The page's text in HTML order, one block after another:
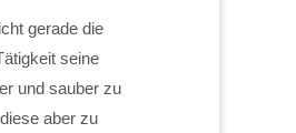
gerade die
seine
und sauber zu
aber zu